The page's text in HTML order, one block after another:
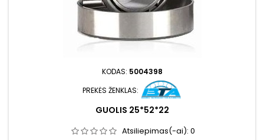
KODAS: 5004398
PREKĖS ŽENKLAS:
GUOLIS 25*52*22
Atsiliepimas(-ai): 0